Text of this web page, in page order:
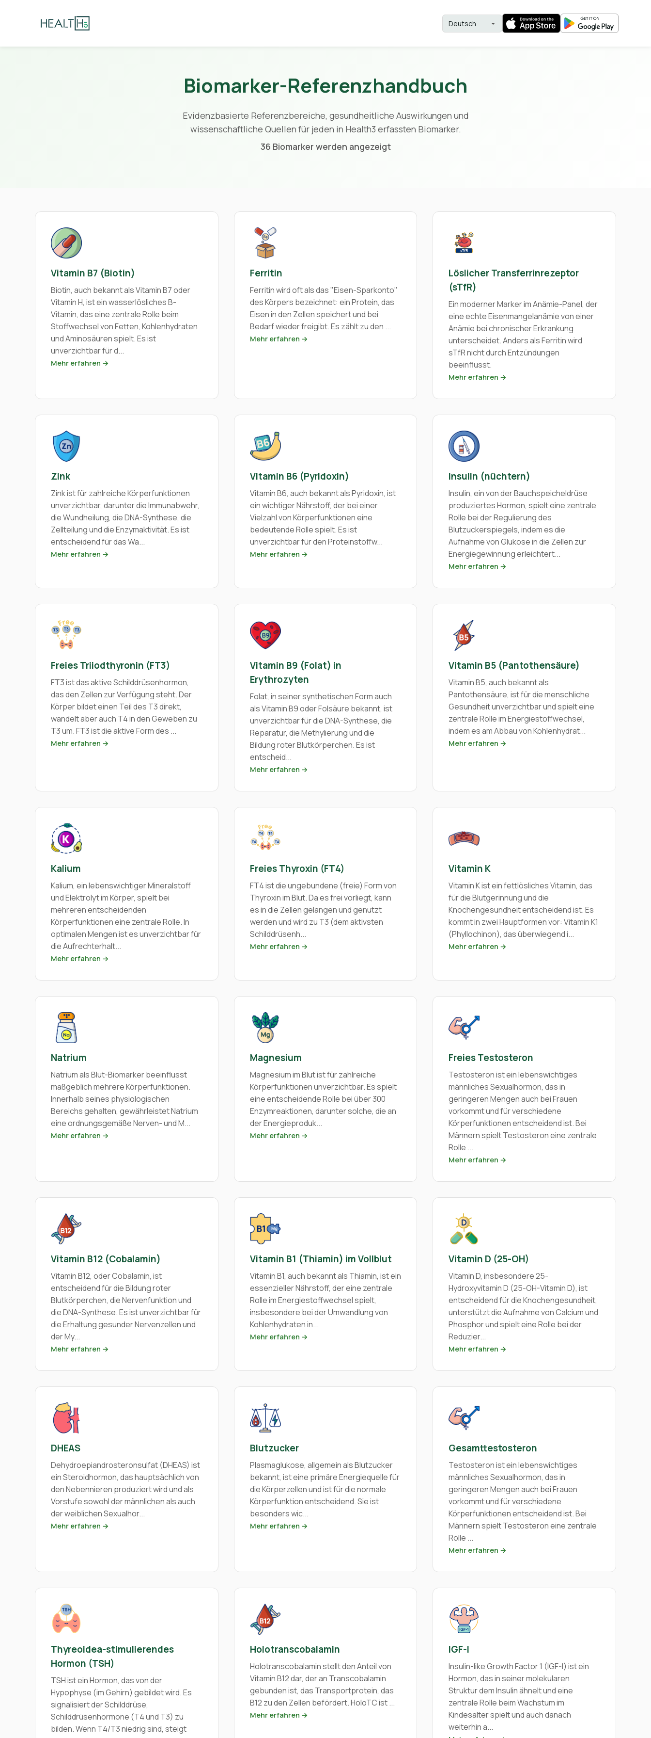
Biomarker-Referenzhandbuch
Evidenzbasierte Referenzbereiche, gesundheitliche Auswirkungen und
wissenschaftliche Quellen für jeden in Health3 erfassten Biomarker.
36 Biomarker werden angezeigt
Vitamin B7 (Biotin)
Biotin, auch bekannt als Vitamin B7 oder
Vitamin H, ist ein wasserlösliches B-
Vitamin, das eine zentrale Rolle beim
Stoffwechsel von Fetten, Kohlenhydraten
und Aminosäuren spielt. Es ist
unverzichtbar für d...
Mehr erfahren →
Ferritin
Ferritin wird oft als das "Eisen-Sparkonto"
des Körpers bezeichnet: ein Protein, das
Eisen in den Zellen speichert und bei
Bedarf wieder freigibt. Es zählt zu den ...
Mehr erfahren →
Löslicher Transferrinrezeptor
(sTfR)
Ein moderner Marker im Anämie-Panel, der
eine echte Eisenmangelanämie von einer
Anämie bei chronischer Erkrankung
unterscheidet. Anders als Ferritin wird
sTfR nicht durch Entzündungen
beeinflusst.
Mehr erfahren →
Zink
Zink ist für zahlreiche Körperfunktionen
unverzichtbar, darunter die Immunabwehr,
die Wundheilung, die DNA-Synthese, die
Zellteilung und die Enzymaktivität. Es ist
entscheidend für das Wa...
Mehr erfahren →
Vitamin B6 (Pyridoxin)
Vitamin B6, auch bekannt als Pyridoxin, ist
ein wichtiger Nährstoff, der bei einer
Vielzahl von Körperfunktionen eine
bedeutende Rolle spielt. Es ist
unverzichtbar für den Proteinstoffw...
Mehr erfahren →
Insulin (nüchtern)
Insulin, ein von der Bauchspeicheldrüse
produziertes Hormon, spielt eine zentrale
Rolle bei der Regulierung des
Blutzuckerspiegels, indem es die
Aufnahme von Glukose in die Zellen zur
Energiegewinnung erleichtert...
Mehr erfahren →
Freies Triiodthyronin (FT3)
FT3 ist das aktive Schilddrüsenhormon,
das den Zellen zur Verfügung steht. Der
Körper bildet einen Teil des T3 direkt,
wandelt aber auch T4 in den Geweben zu
T3 um. FT3 ist die aktive Form des ...
Mehr erfahren →
Vitamin B9 (Folat) in
Erythrozyten
Folat, in seiner synthetischen Form auch
als Vitamin B9 oder Folsäure bekannt, ist
unverzichtbar für die DNA-Synthese, die
Reparatur, die Methylierung und die
Bildung roter Blutkörperchen. Es ist
entscheid...
Mehr erfahren →
Vitamin B5 (Pantothensäure)
Vitamin B5, auch bekannt als
Pantothensäure, ist für die menschliche
Gesundheit unverzichtbar und spielt eine
zentrale Rolle im Energiestoffwechsel,
indem es am Abbau von Kohlenhydrat...
Mehr erfahren →
Kalium
Kalium, ein lebenswichtiger Mineralstoff
und Elektrolyt im Körper, spielt bei
mehreren entscheidenden
Körperfunktionen eine zentrale Rolle. In
optimalen Mengen ist es unverzichtbar für
die Aufrechterhalt...
Mehr erfahren →
Freies Thyroxin (FT4)
FT4 ist die ungebundene (freie) Form von
Thyroxin im Blut. Da es frei vorliegt, kann
es in die Zellen gelangen und genutzt
werden und wird zu T3 (dem aktivsten
Schilddrüsenh...
Mehr erfahren →
Vitamin K
Vitamin K ist ein fettlösliches Vitamin, das
für die Blutgerinnung und die
Knochengesundheit entscheidend ist. Es
kommt in zwei Hauptformen vor: Vitamin K1
(Phyllochinon), das überwiegend i...
Mehr erfahren →
Natrium
Natrium als Blut-Biomarker beeinflusst
maßgeblich mehrere Körperfunktionen.
Innerhalb seines physiologischen
Bereichs gehalten, gewährleistet Natrium
eine ordnungsgemäße Nerven- und M...
Mehr erfahren →
Magnesium
Magnesium im Blut ist für zahlreiche
Körperfunktionen unverzichtbar. Es spielt
eine entscheidende Rolle bei über 300
Enzymreaktionen, darunter solche, die an
der Energieproduk...
Mehr erfahren →
Freies Testosteron
Testosteron ist ein lebenswichtiges
männliches Sexualhormon, das in
geringeren Mengen auch bei Frauen
vorkommt und für verschiedene
Körperfunktionen entscheidend ist. Bei
Männern spielt Testosteron eine zentrale
Rolle ...
Mehr erfahren →
Vitamin B12 (Cobalamin)
Vitamin B12, oder Cobalamin, ist
entscheidend für die Bildung roter
Blutkörperchen, die Nervenfunktion und
die DNA-Synthese. Es ist unverzichtbar für
die Erhaltung gesunder Nervenzellen und
der My...
Mehr erfahren →
Vitamin B1 (Thiamin) im Vollblut
Vitamin B1, auch bekannt als Thiamin, ist ein
essenzieller Nährstoff, der eine zentrale
Rolle im Energiestoffwechsel spielt,
insbesondere bei der Umwandlung von
Kohlenhydraten in...
Mehr erfahren →
Vitamin D (25-OH)
Vitamin D, insbesondere 25-
Hydroxyvitamin D (25-OH-Vitamin D), ist
entscheidend für die Knochengesundheit,
unterstützt die Aufnahme von Calcium und
Phosphor und spielt eine Rolle bei der
Reduzier...
Mehr erfahren →
DHEAS
Dehydroepiandrosteronsulfat (DHEAS) ist
ein Steroidhormon, das hauptsächlich von
den Nebennieren produziert wird und als
Vorstufe sowohl der männlichen als auch
der weiblichen Sexualhor...
Mehr erfahren →
Blutzucker
Plasmaglukose, allgemein als Blutzucker
bekannt, ist eine primäre Energiequelle für
die Körperzellen und ist für die normale
Körperfunktion entscheidend. Sie ist
besonders wic...
Mehr erfahren →
Gesamttestosteron
Testosteron ist ein lebenswichtiges
männliches Sexualhormon, das in
geringeren Mengen auch bei Frauen
vorkommt und für verschiedene
Körperfunktionen entscheidend ist. Bei
Männern spielt Testosteron eine zentrale
Rolle ...
Mehr erfahren →
Thyreoidea-stimulierendes
Hormon (TSH)
TSH ist ein Hormon, das von der
Hypophyse (im Gehirn) gebildet wird. Es
signalisiert der Schilddrüse,
Schilddrüsenhormone (T4 und T3) zu
bilden. Wenn T4/T3 niedrig sind, steigt
Holotranscobalamin
Holotranscobalamin stellt den Anteil von
Vitamin B12 dar, der an Transcobalamin
gebunden ist, das Transportprotein, das
B12 zu den Zellen befördert. HoloTC ist ...
Mehr erfahren →
IGF-I
Insulin-like Growth Factor 1 (IGF-I) ist ein
Hormon, das in seiner molekularen
Struktur dem Insulin ähnelt und eine
zentrale Rolle beim Wachstum im
Kindesalter spielt und auch danach
weiterhin a...